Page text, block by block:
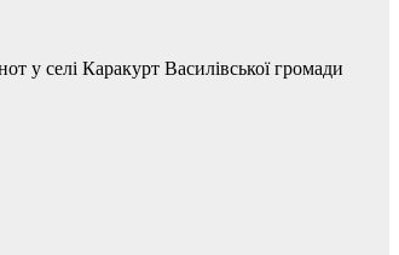
у селі Каракурт Василівської громади